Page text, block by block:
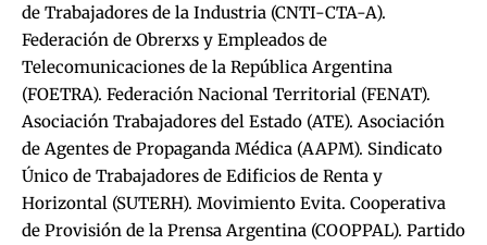
de Trabajadores de la Industria (CNTI-CTA-A).
Federación de Obrerxs y Empleados de
Telecomunicaciones de la República Argentina
(FOETRA). Federación Nacional Territorial (FENAT).
Asociación Trabajadores del Estado (ATE). Asociación
de Agentes de Propaganda Médica (AAPM). Sindicato
Único de Trabajadores de Edificios de Renta y
Horizontal (SUTERH). Movimiento Evita. Cooperativa
de Provisión de la Prensa Argentina (COOPPAL). Partido